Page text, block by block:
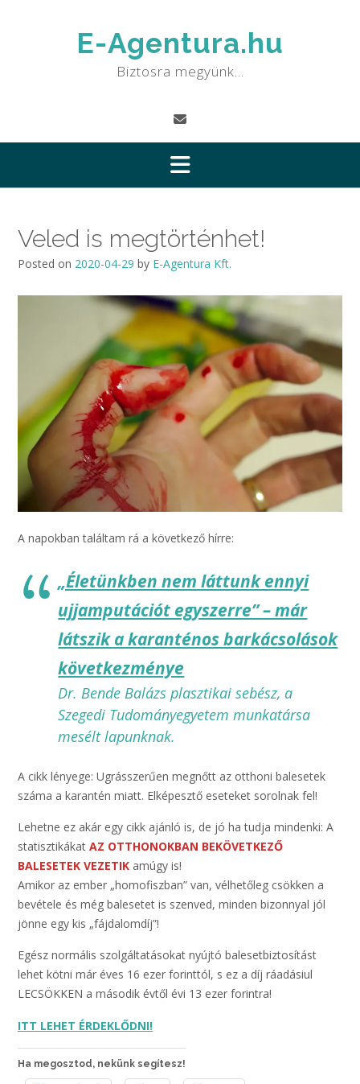
E-Agentura.hu
Biztosra megyünk…
Veled is megtörténhet!
Posted on 2020-04-29 by E-Agentura Kft.
A napokban találtam rá a következő hírre:
„Életünkben nem láttunk ennyi
ujjamputációt egyszerre” – már
látszik a karanténos barkácsolások
következménye
Dr. Bende Balázs plasztikai sebész, a
Szegedi Tudományegyetem munkatársa
mesélt lapunknak.
A cikk lényege: Ugrásszerűen megnőtt az otthoni balesetek
száma a karantén miatt. Elképesztő eseteket sorolnak fel!
Lehetne ez akár egy cikk ajánló is, de jó ha tudja mindenki: A
statisztikákat AZ OTTHONOKBAN BEKÖVETKEZŐ
BALESETEK VEZETIK amúgy is!
Amikor az ember „homofiszban” van, vélhetőleg csökken a
bevétele és még balesetet is szenved, minden bizonnyal jól
jönne egy kis „fájdalomdíj”!
Egész normális szolgáltatásokat nyújtó balesetbiztosítást
lehet kötni már éves 16 ezer forinttól, s ez a díj ráadásiul
LECSÖKKEN a második évtől évi 13 ezer forintra!
ITT LEHET ÉRDEKLŐDNI!
Ha megosztod, nekünk segítesz!